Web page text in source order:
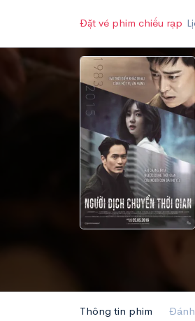
Đặt vé phim chiếu rạp
Thông tin phim